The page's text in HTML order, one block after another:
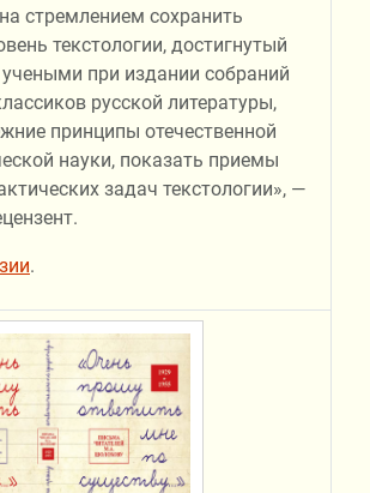
стремлением сохранить
текстологии, достигнутый
при издании собраний
русской литературы,
принципы отечественной
науки, показать приемы
задач текстологии», —
.